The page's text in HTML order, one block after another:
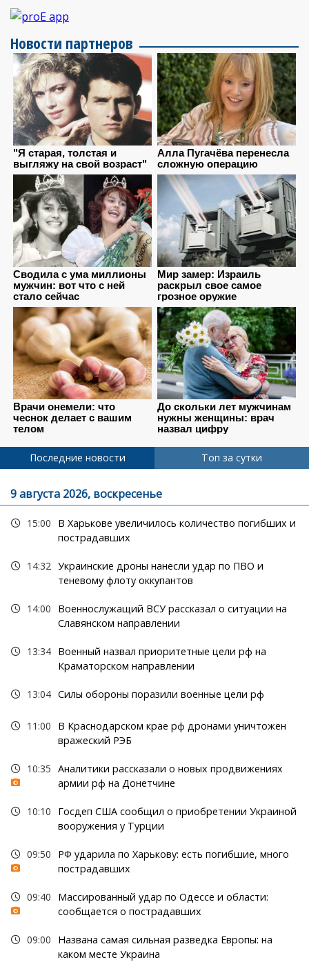
Новости партнеров
Последние новости Топ за сутки
9 августа 2026, воскресенье
15:00
В Харькове увеличилось количество погибших и
пострадавших
14:32 Украинские дроны нанесли удар по ПВО и
теневому флоту оккупантов
14:00
Военнослужащий ВСУ рассказал о ситуации на
Славянском направлении
13:34 Военный назвал приоритетные цели рф на
Краматорском направлении
13:04 Силы обороны поразили военные цели рф
11:00
В Краснодарском крае рф дронами уничтожен
вражеский РЭБ
10:35 Аналитики рассказали о новых продвижениях
армии рф на Донетчине
10:10
Госдеп США сообщил о приобретении Украиной
вооружения у Турции
09:50
РФ ударила по Харькову: есть погибшие, много
пострадавших
09:40
Массированный удар по Одессе и области:
сообщается о пострадавших
09:00
Названа самая сильная разведка Европы: на
каком месте Украина